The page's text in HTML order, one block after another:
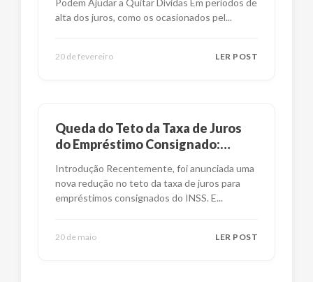
Podem Ajudar a Quitar Dívidas Em períodos de
alta dos juros, como os ocasionados pel...
20 de fevereiro LER POST
Queda do Teto da Taxa de Juros
do Empréstimo Consignado:
Introdução Recentemente, foi anunciada uma
nova redução no teto da taxa de juros para
empréstimos consignados do INSS. E...
20 de maio LER POST